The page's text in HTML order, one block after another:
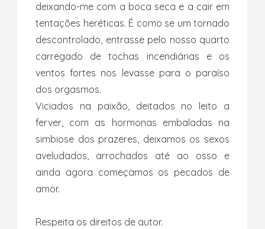
deixando-me com a boca seca e a cair em
tentações heréticas. É como se um tornado
descontrolado, entrasse pelo nosso quarto
carregado de tochas incendiárias e os
ventos fortes nos levasse para o paraíso
dos orgasmos.
Viciados na paixão, deitados no leito a
ferver, com as hormonas embaladas na
simbiose dos prazeres, deixamos os sexos
aveludados, arrochados até ao osso e
ainda agora começamos os pecados de
amor.
Respeita os direitos de autor.